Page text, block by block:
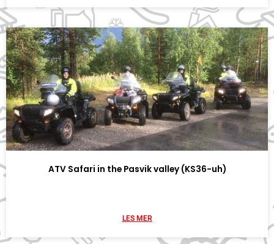
ATV Safari in the Pasvik valley (KS36-uh)
LES MER